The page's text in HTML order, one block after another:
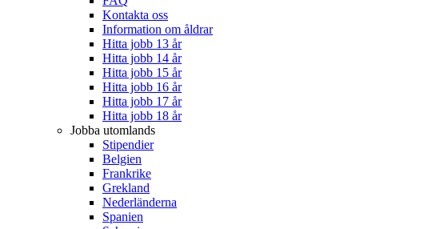
Kontakta oss
Information om åldrar
Hitta jobb 13 år
Hitta jobb 14 år
Hitta jobb 15 år
Hitta jobb 16 år
Hitta jobb 17 år
Hitta jobb 18 år
Jobba utomlands
Stipendier
Belgien
Frankrike
Grekland
Nederländerna
Spanien